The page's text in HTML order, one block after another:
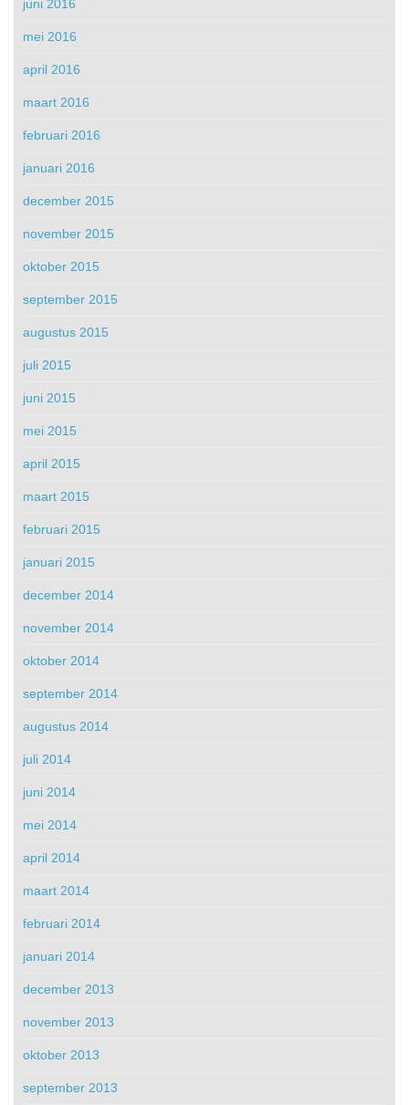
juni 2016
mei 2016
april 2016
maart 2016
februari 2016
januari 2016
december 2015
november 2015
oktober 2015
september 2015
augustus 2015
juli 2015
juni 2015
mei 2015
april 2015
maart 2015
februari 2015
januari 2015
december 2014
november 2014
oktober 2014
september 2014
augustus 2014
juli 2014
juni 2014
mei 2014
april 2014
maart 2014
februari 2014
januari 2014
december 2013
november 2013
oktober 2013
september 2013